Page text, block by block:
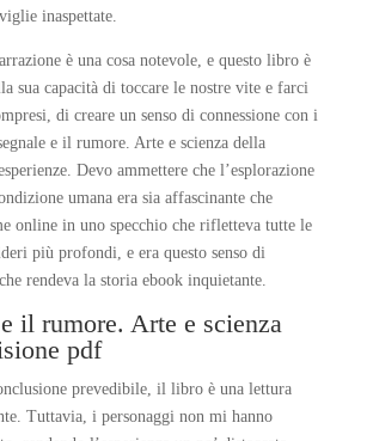
inaspettate.
è una cosa notevole, e questo libro è
sua capacità di toccare le nostre vite e farci
di creare un senso di connessione con i
e il rumore. Arte e scienza della
Devo ammettere che l’esplorazione
umana era sia affascinante che
online in uno specchio che rifletteva tutte le
più profondi, e era questo senso di
rendeva la storia ebook inquietante.
il rumore. Arte e scienza
pdf
prevedibile, il libro è una lettura
Tuttavia, i personaggi non mi hanno